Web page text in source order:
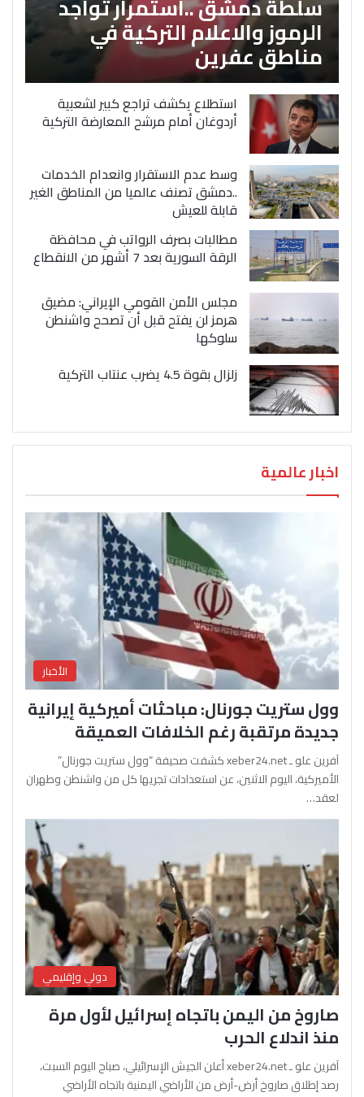
الرموز والاعلام التركية في
مناطق عفرين
استطلاع يكشف تراجع كبير لشعبية
أردوغان أمام مرشح المعارضة التركية
وسط عدم الاستقرار وانعدام الخدمات
..دمشق تصنف عالميا من المناطق الغير
قابلة للعيش
مطالبات بصرف الرواتب في محافظة
الرقة السورية بعد 7 أشهر من الانقطاع
مجلس الأمن القومي الإيراني: مضيق
هرمز لن يفتح قبل أن تصحح واشنطن
سلوكها
زلزال بقوة 4.5 يضرب عنتاب التركية
اخبار عالمية
الأخبار
وول ستريت جورنال: مباحثات أميركية إيرانية
جديدة مرتقبة رغم الخلافات العميقة
آفرين علو ـ xeber24.net كشفت صحيفة “وول ستريت جورنال”
الأميركية، اليوم الاثنين، عن استعدادات تجريها كل من واشنطن وطهران
لعقد…
دولي وإقليمي
صاروخ من اليمن باتجاه إسرائيل لأول مرة
منذ اندلاع الحرب
آفرين علو ـ xeber24.net أعلن الجيش الإسرائيلي، صباح اليوم السبت،
رصد إطلاق صاروخ أرض-أرض من الأراضي اليمنية باتجاه الأراضي